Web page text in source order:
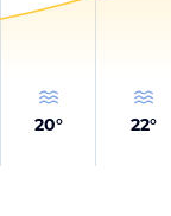
20° 22°